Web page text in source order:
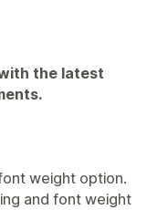
the latest
weight option.
and font weight